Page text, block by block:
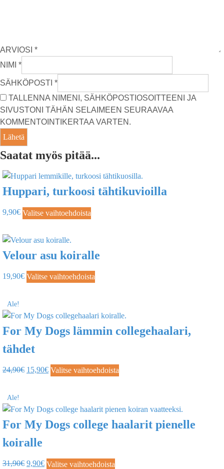
ARVIOSI *
NIMI *
SÄHKÖPOSTI *
TALLENNA NIMENI, SÄHKÖPOSTIOSOITTEENI JA
SIVUSTONI TÄHÄN SELAIMEEN SEURAAVAA
KOMMENTOINTIKERTAA VARTEN.
Saatat myös pitää...
Huppari, turkoosi tähtikuvioilla
9,90€ Valitse vaihtoehdoista
Velour asu koiralle
19,90€ Valitse vaihtoehdoista
Ale!
For My Dogs lämmin collegehaalari,
tähdet
24,90€ 15,90€ Valitse vaihtoehdoista
Ale!
For My Dogs college haalarit pienelle
koiralle
31,90€ 9,90€ Valitse vaihtoehdoista